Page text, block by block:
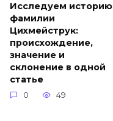
Исследуем историю
фамилии
Цихмейструк:
происхождение,
значение и
склонение в одной
статье
0 49